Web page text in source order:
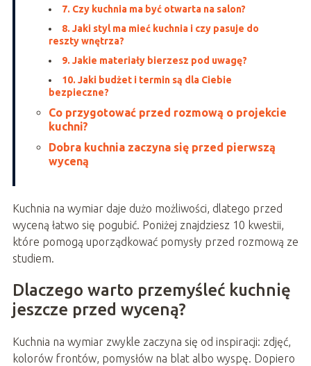
7. Czy kuchnia ma być otwarta na salon?
8. Jaki styl ma mieć kuchnia i czy pasuje do
reszty wnętrza?
9. Jakie materiały bierzesz pod uwagę?
10. Jaki budżet i termin są dla Ciebie
bezpieczne?
Co przygotować przed rozmową o projekcie
kuchni?
Dobra kuchnia zaczyna się przed pierwszą
wyceną
Kuchnia na wymiar daje dużo możliwości, dlatego przed
wyceną łatwo się pogubić. Poniżej znajdziesz 10 kwestii,
które pomogą uporządkować pomysły przed rozmową ze
studiem.
Dlaczego warto przemyśleć kuchnię
jeszcze przed wyceną?
Kuchnia na wymiar zwykle zaczyna się od inspiracji: zdjęć,
kolorów frontów, pomysłów na blat albo wyspę. Dopiero